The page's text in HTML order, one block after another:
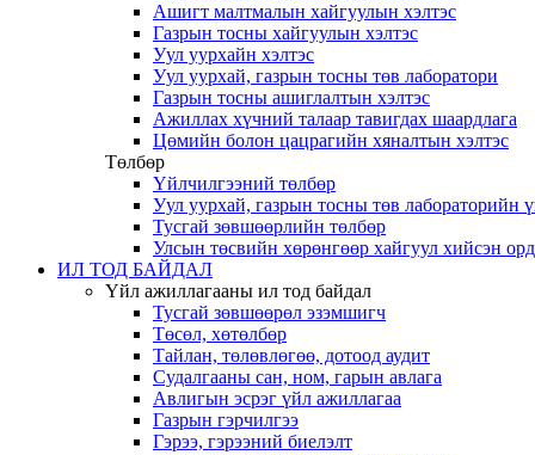
Ашигт малтмалын хайгуулын хэлтэс
Газрын тосны хайгуулын хэлтэс
Уул уурхайн хэлтэс
Уул уурхай, газрын тосны төв лаборатори
Газрын тосны ашиглалтын хэлтэс
Ажиллах хүчний талаар тавигдах шаардлага
Цөмийн болон цацрагийн хяналтын хэлтэс
Төлбөр
Үйлчилгээний төлбөр
Уул уурхай, газрын тосны төв лабораторийн
Тусгай зөвшөөрлийн төлбөр
Улсын төсвийн хөрөнгөөр хайгуул хийсэн
ИЛ ТОД БАЙДАЛ
Үйл ажиллагааны ил тод байдал
Тусгай зөвшөөрөл эзэмшигч
Төсөл, хөтөлбөр
Тайлан, төлөвлөгөө, дотоод аудит
Судалгааны сан, ном, гарын авлага
Авлигын эсрэг үйл ажиллагаа
Газрын гэрчилгээ
Гэрээ, гэрээний биелэлт